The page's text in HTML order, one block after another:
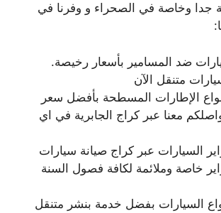
جدا وخاصة في الصحراء و وفرنا في
ضد المسامير بأسعار رخيصة.
متنقل الآن
الإطارات المسطحة بأفضل سعر
معنا عبر كراج الجابرية في اي
السيارات عبر كراج صيانة سيارات
خاصة وملائمة لكافة فصول السنة
السيارات بفضل خدمة بنشر متنقل